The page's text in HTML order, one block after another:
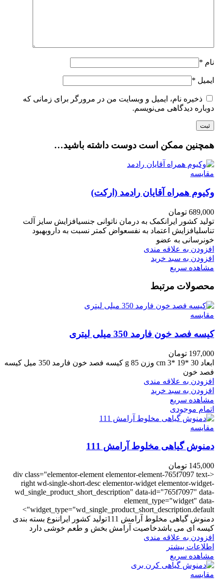
نام *
ایمیل *
ذخیره نام، ایمیل و وبسایت من در مرورگر برای زمانی که
دوباره دیدگاهی می‌نویسم.
همچنین ممکن است دوست داشته باشید…
مقایسه
وکیوم همراه آقایان رادمد (ارکت)
689,000 تومان
تولید کشور ایرانکمک به درمان ناتوانی جنسیافزایش سایز آلت
تناسلیافزایش اعتماد به نفسعواض کمتر نسبت به داروبهبود
خونرسانی به عضو
افزودن به علاقه مندی
افزودن به سبد خرید
مشاهده سریع
محصولات مرتبط
مقایسه
کیسه فصد خون فارمد 350 میلی لیتری
197,000 تومان
ابعاد 30 *19 *3 cm وزن 85 g کیسه فصد خون فارمد 350 میل کیسه
فصد خون
افزودن به علاقه مندی
افزودن به سبد خرید
مشاهده سریع
اتمام موجودی
مقایسه
دمنوش گیاهی مخلوط آرامش 111
145,000 تومان
<div class="elementor-element elementor-element-765f7097 text-
right wd-single-short-desc elementor-widget elementor-widget-
wd_single_product_short_description" data-id="765f7097" data-
element_type="widget" data-
widget_type="wd_single_product_short_description.default">
دمنوش گیاهی مخلوط آرامش 111تولید کشور ایراننوع بسته بندی
کیسه ای می باشدخاصیت آرامش بخش و طعم خوشی دارد
افزودن به علاقه مندی
اطلاعات بیشتر
مشاهده سریع
مقایسه